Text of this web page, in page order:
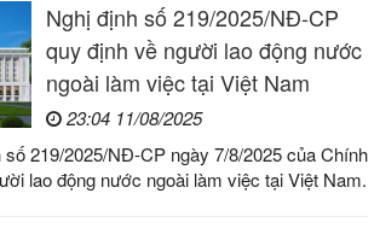
Nghị định số 219/2025/NĐ-CP
quy định về người lao động nước
ngoài làm việc tại Việt Nam
23:04 11/08/2025
số 219/2025/NĐ-CP ngày 7/8/2025 của Chính
lao động nước ngoài làm việc tại Việt Nam.